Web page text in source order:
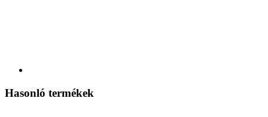
Hasonló termékek